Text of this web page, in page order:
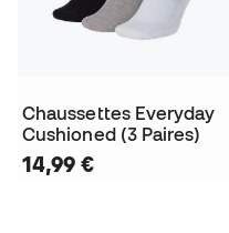
Chaussettes Everyday
Cushioned (3 Paires)
14,99 €